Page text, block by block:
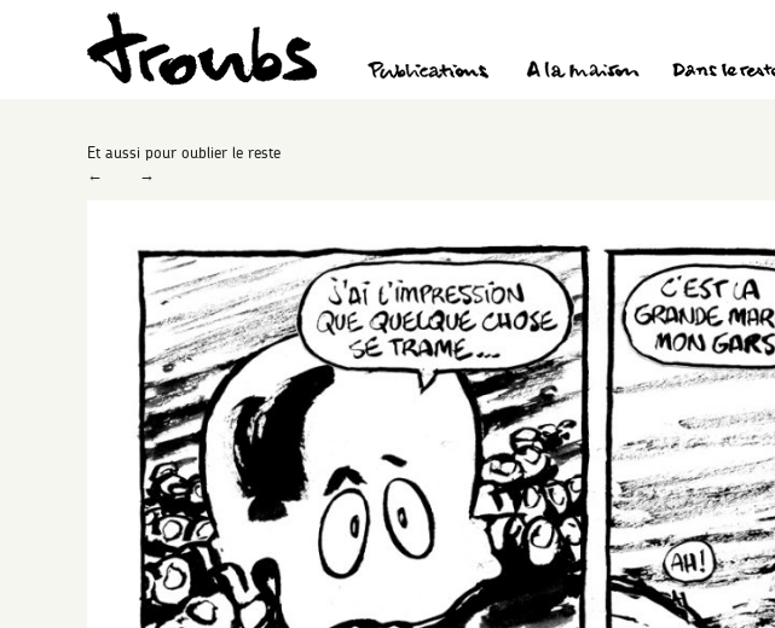
Et aussi pour oublier le reste
←
→